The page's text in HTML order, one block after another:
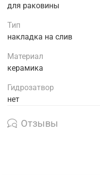
для раковины
Тип
накладка на слив
Материал
керамика
Гидрозатвор
нет
Отзывы